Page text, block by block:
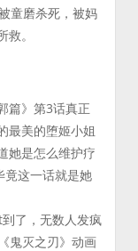
童磨杀死，被妈
。
篇》第3话真正
最美的堕姬小姐
她是怎么维护疗
竟这一话就是她
了，无数人发疯
鬼灭之刃》动画